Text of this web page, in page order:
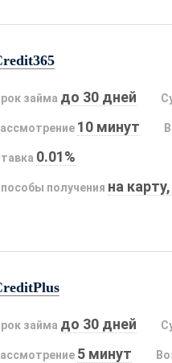
займа до 30 дней
10 минут
0.01%
получения на
займа до 30 дней
5 минут